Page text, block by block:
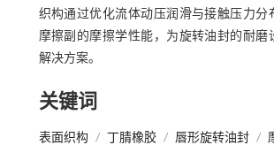
织构通过优化流体动压润滑与接触压力分
摩擦副的摩擦学性能，为旋转油封的耐磨
解决方案。
关键词
表面织构 / 丁腈橡胶 / 唇形旋转油封 /